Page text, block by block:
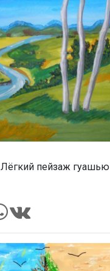
Лёгкий пейзаж гуашью